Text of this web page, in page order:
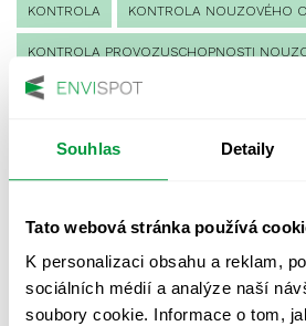
Souhlas Detaily
Tato webová stránka používá
K personalizaci obsahu a reklam,
sociálních médií a analýze naší
soubory cookie. Informace o tom,
KONTROLA KONTROLA NOUZOVÉHO
KONTROLA PROVOZUSCHOPNOSTI
LED NOUZOVÉ OSVĚTLENÍ
OSVĚTLENÍ SPORTOVIŠŤ POULIČNÍ
PROTIPANICKÉ OSVĚTLENÍ